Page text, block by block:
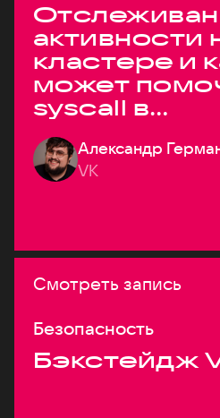
активности
кластере и
может
syscall в
системах
Александр
VK
Смотреть запись
Безопасность
Бэкстейдж